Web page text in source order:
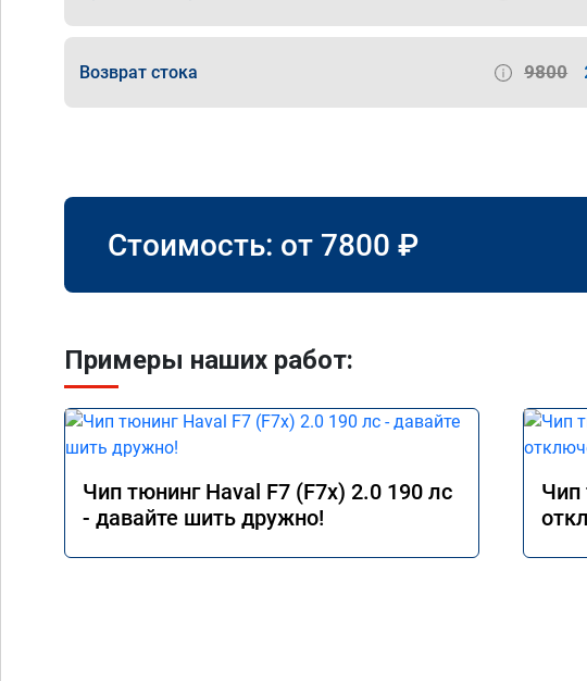
Возврат стока 9800
Стоимость: от 7800 ₽
Примеры наших работ:
Чип тюнинг Haval F7 (F7x) 2.0 190 лс
- давайте шить дружно!
Чип